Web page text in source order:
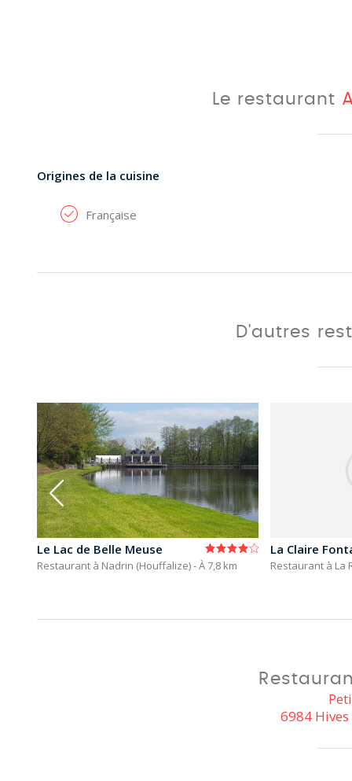
Le restaurant
Origines de la cuisine
Française
D'autres
Le Lac de Belle Meuse
Restaurant à Nadrin (Houffalize)- À 7,8 km
La Claire
Restaurant à La
6984 Hives